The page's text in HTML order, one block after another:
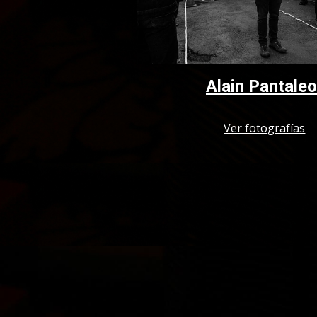
Alain
Ver fotografías